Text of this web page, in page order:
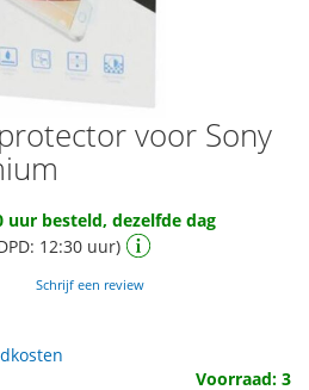
voor Sony
uur besteld, dezelfde dag
12:30 uur)
Schrijf een review
Voorraad: 3